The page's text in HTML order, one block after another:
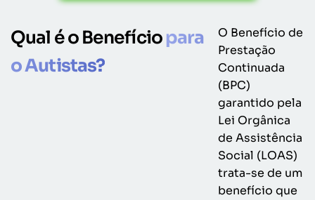
Qual é o Benefíciopara
o Autistas?
O Benefício de
Prestação
Continuada
(BPC)
garantido pela
Lei Orgânica
de Assistência
Social (LOAS)
trata-se de um
benefício que